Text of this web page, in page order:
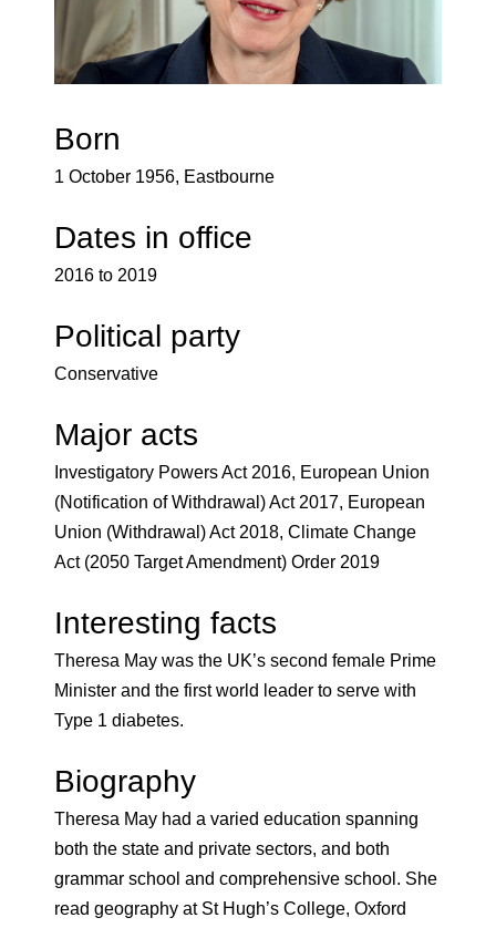
Born
1 October 1956, Eastbourne
Dates in office
2016 to 2019
Political party
Conservative
Major acts
Investigatory Powers Act 2016, European Union
(Notification of Withdrawal) Act 2017, European
Union (Withdrawal) Act 2018, Climate Change
Act (2050 Target Amendment) Order 2019
Interesting facts
Theresa May was the UK’s second female Prime
Minister and the first world leader to serve with
Type 1 diabetes.
Biography
Theresa May had a varied education spanning
both the state and private sectors, and both
grammar school and comprehensive school. She
read geography at St Hugh’s College, Oxford